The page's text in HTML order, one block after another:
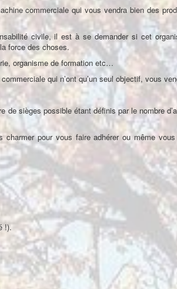
commerciale qui vous vendra bien des
civile, il est à se demander si cet
force des choses.
organisme de formation etc…
qui n’ont qu’un seul objectif, vous
sièges possible étant définis par le nombre
charmer pour vous faire adhérer ou même
!).